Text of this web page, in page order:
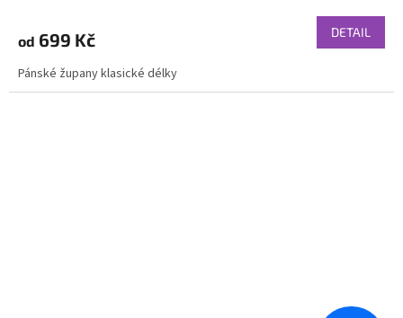
od 699 Kč DETAIL
Pánské župany klasické délky